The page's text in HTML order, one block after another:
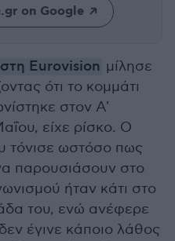
on Google
Eurovision μίλησε
ότι το κομμάτι
στον Α'
είχε ρίσκο. Ο
τόνισε ωστόσο πως
παρουσιάσουν στο
ήταν κάτι στο
του, ενώ ανέφερε
έγινε κάποιο λάθος